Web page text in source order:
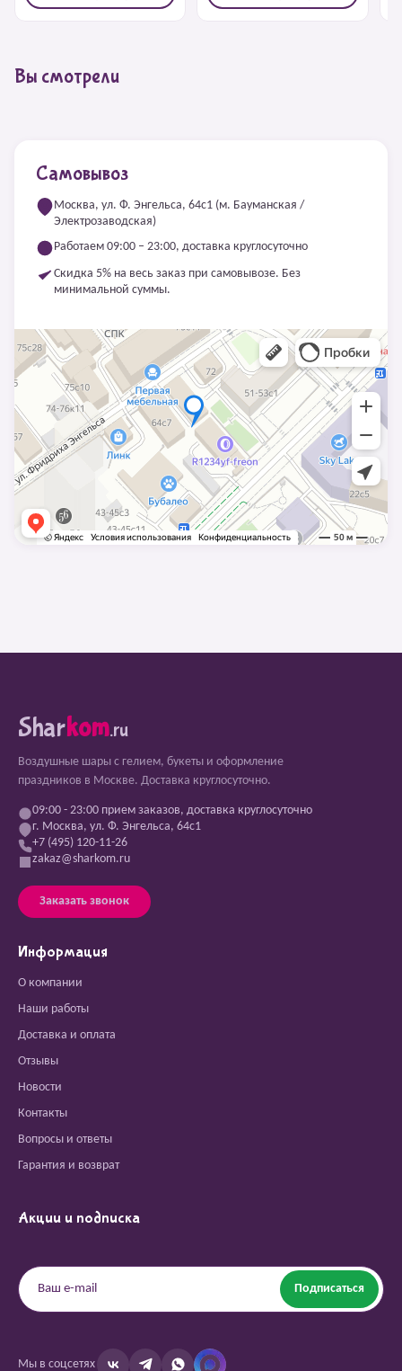
Вы смотрели
Самовывоз
Москва, ул. Ф. Энгельса, 64с1 (м. Бауманская /
Электрозаводская)
Работаем 09:00 – 23:00, доставка круглосуточно
Скидка 5% на весь заказ при самовывозе. Без
минимальной суммы.
Sharkom.ru
Воздушные шары с гелием, букеты и оформление
праздников в Москве. Доставка круглосуточно.
09:00 - 23:00 прием заказов, доставка круглосуточно
г. Москва, ул. Ф. Энгельса, 64с1
+7 (495) 120-11-26
zakaz@sharkom.ru
Заказать звонок
Информация
О компании
Наши работы
Доставка и оплата
Отзывы
Новости
Контакты
Вопросы и ответы
Гарантия и возврат
Акции и подписка
Подписаться
Мы в соцсетях